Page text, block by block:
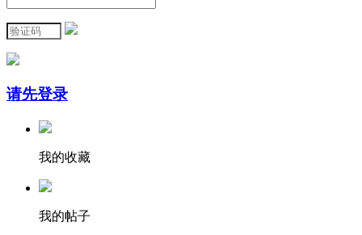
请先登录
我的收藏
我的帖子